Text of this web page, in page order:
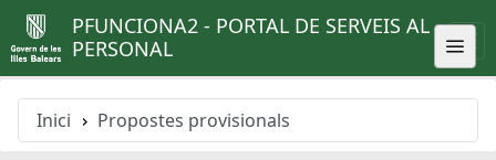
PFUNCIONA2 - PORTAL DE SERVEIS AL
PERSONAL
Inici Propostes provisionals